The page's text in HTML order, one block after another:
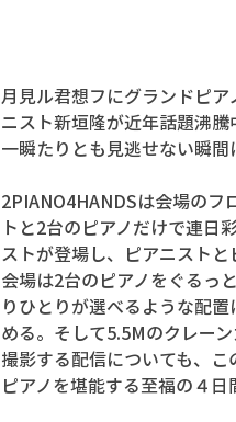
月見ル君想フにグランドピ
ニスト新垣隆が近年話題沸騰
一瞬たりとも見逃せない瞬間
2PIANO4HANDSは会場のフ
トと2台のピアノだけで連日
ストが登場し、ピアニストと
会場は2台のピアノをぐるっ
りひとりが選べるような配
める。そして5.5Mのクレー
撮影する配信についても、こ
ピアノを堪能する至福の４日